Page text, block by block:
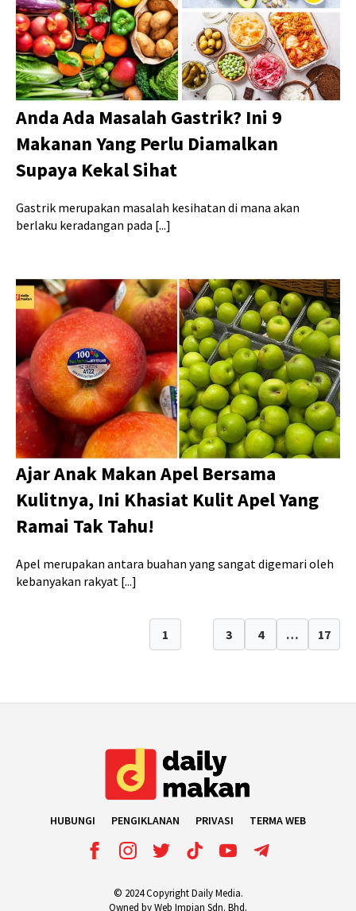
Anda Ada Masalah Gastrik? Ini 9
Makanan Yang Perlu Diamalkan
Supaya Kekal Sihat
Gastrik merupakan masalah kesihatan di mana akan
berlaku keradangan pada [...]
Ajar Anak Makan Apel Bersama
Kulitnya, Ini Khasiat Kulit Apel Yang
Ramai Tak Tahu!
Apel merupakan antara buahan yang sangat digemari oleh
kebanyakan rakyat [...]
1 3 4 … 17
HUBUNGI PENGIKLANAN PRIVASI TERMA WEB
© 2024 Copyright Daily Media.
Owned by Web Impian Sdn. Bhd.